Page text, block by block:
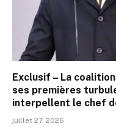
Exclusif – La
ses premières
interpellent le chef
juillet 27, 2026